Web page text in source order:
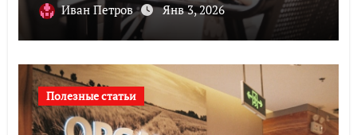
Иван Петров Янв 3, 2026
Полезные статьи